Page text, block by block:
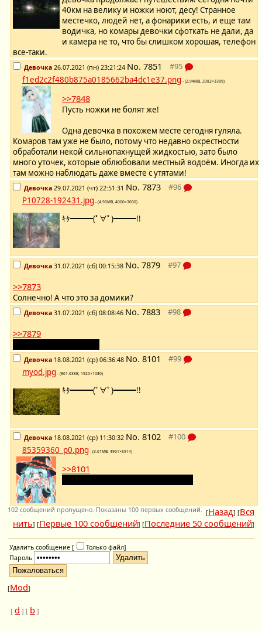
40км на велику и ножки ноют, десу! Странное
местечко, людей нет, а фонарики есть, и еще там
водичка, но комары девочки сфоткать не дали, да
и камера не то, что бы слишком хорошая, телефон
все-таки.
Девочка 26.07.2021 (пн) 23:21:24 No. 7851
f1ed2c2f480b875a0185662ba4dc1e37.png - (2.94MB, 2082×3389)
>>7848
Пусть ножки не болят же!
Одна девочка в похожем месте сегодня гуляла.
Комаров там уже не было, потому что недавно окрестности
обработали некой сильнопахнущей жидкостью, зато было
много уточек, которые облюбовали местный водоём. Иногда их
там можно наблюдать даже вместе с утятами!
Девочка 29.07.2021 (чт) 22:51:31 No. 7873
P10728-192431.jpg - (4.90MB, 4000×3000)
ｷﾀ━━━(ﾟ∀ﾟ)━━━!!
Девочка 31.07.2021 (сб) 00:15:38 No. 7879
>>7873
Солнечно! А что это за домики?
Девочка 31.07.2021 (сб) 08:08:46 No. 7883
>>7879
Девочка 18.08.2021 (ср) 06:36:48 No. 8101
myod.jpg - (861.63KB, 1920×1080)
ｷﾀ━━━(ﾟ∀ﾟ)━━━!!
Девочка 18.08.2021 (ср) 11:30:32 No. 8102
85359360_p0.png - (3.01MB, 4961×5914)
>>8101
102 сообщений пропущено. Показаны 100 первых сообщений. [Назад] [Вся
нить] [Первые 100 сообщений] [Последние 50 сообщений]
Удалить сообщение [ Только файл]
Пароль
[Mod]
[ d ] [ b ]